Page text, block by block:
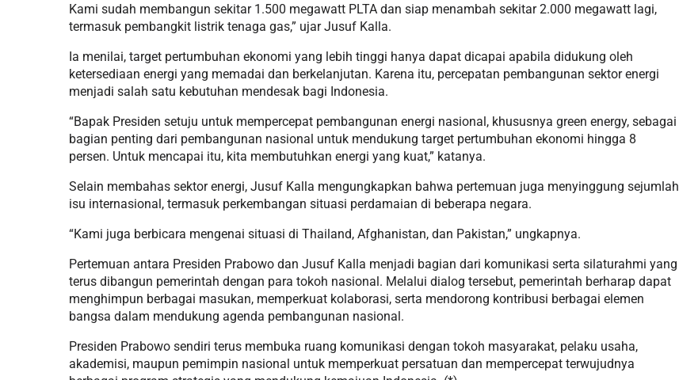
Kami sudah membangun sekitar 1.500 megawatt PLTA dan siap menambah sekitar 2.000 megawatt lagi,
termasuk pembangkit listrik tenaga gas,” ujar Jusuf Kalla.
Ia menilai, target pertumbuhan ekonomi yang lebih tinggi hanya dapat dicapai apabila didukung oleh
ketersediaan energi yang memadai dan berkelanjutan. Karena itu, percepatan pembangunan sektor energi
menjadi salah satu kebutuhan mendesak bagi Indonesia.
“Bapak Presiden setuju untuk mempercepat pembangunan energi nasional, khususnya green energy, sebagai
bagian penting dari pembangunan nasional untuk mendukung target pertumbuhan ekonomi hingga 8
persen. Untuk mencapai itu, kita membutuhkan energi yang kuat,” katanya.
Selain membahas sektor energi, Jusuf Kalla mengungkapkan bahwa pertemuan juga menyinggung sejumlah
isu internasional, termasuk perkembangan situasi perdamaian di beberapa negara.
“Kami juga berbicara mengenai situasi di Thailand, Afghanistan, dan Pakistan,” ungkapnya.
Pertemuan antara Presiden Prabowo dan Jusuf Kalla menjadi bagian dari komunikasi serta silaturahmi yang
terus dibangun pemerintah dengan para tokoh nasional. Melalui dialog tersebut, pemerintah berharap dapat
menghimpun berbagai masukan, memperkuat kolaborasi, serta mendorong kontribusi berbagai elemen
bangsa dalam mendukung agenda pembangunan nasional.
Presiden Prabowo sendiri terus membuka ruang komunikasi dengan tokoh masyarakat, pelaku usaha,
akademisi, maupun pemimpin nasional untuk memperkuat persatuan dan mempercepat terwujudnya